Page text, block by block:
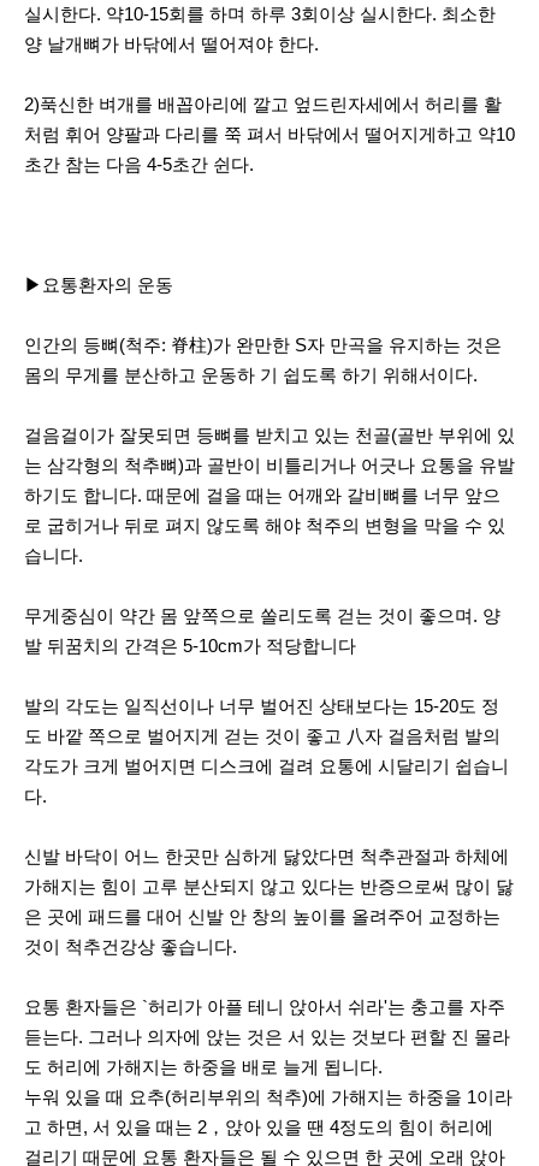
실시한다. 약10-15회를 하며 하루 3회이상 실시한다. 최소한
양 날개뼈가 바닦에서 떨어져야 한다.
2)푹신한 벼개를 배꼽아리에 깔고 엎드린자세에서 허리를 활
처럼 휘어 양팔과 다리를 쭉 펴서 바닦에서 떨어지게하고 약10
초간 참는 다음 4-5초간 쉰다.
▶요통환자의 운동
인간의 등뼈(척주: 脊柱)가 완만한 S자 만곡을 유지하는 것은
몸의 무게를 분산하고 운동하 기 쉽도록 하기 위해서이다.
걸음걸이가 잘못되면 등뼈를 받치고 있는 천골(골반 부위에 있
는 삼각형의 척추뼈)과 골반이 비틀리거나 어긋나 요통을 유발
하기도 합니다. 때문에 걸을 때는 어깨와 갈비뼈를 너무 앞으
로 굽히거나 뒤로 펴지 않도록 해야 척주의 변형을 막을 수 있
습니다.
무게중심이 약간 몸 앞쪽으로 쏠리도록 걷는 것이 좋으며. 양
발 뒤꿈치의 간격은 5-10cm가 적당합니다
발의 각도는 일직선이나 너무 벌어진 상태보다는 15-20도 정
도 바깥 쪽으로 벌어지게 걷는 것이 좋고 八자 걸음처럼 발의
각도가 크게 벌어지면 디스크에 걸려 요통에 시달리기 쉽습니
다.
신발 바닥이 어느 한곳만 심하게 닳았다면 척추관절과 하체에
가해지는 힘이 고루 분산되지 않고 있다는 반증으로써 많이 닳
은 곳에 패드를 대어 신발 안 창의 높이를 올려주어 교정하는
것이 척추건강상 좋습니다.
요통 환자들은 `허리가 아플 테니 앉아서 쉬라'는 충고를 자주
듣는다. 그러나 의자에 앉는 것은 서 있는 것보다 편할 진 몰라
도 허리에 가해지는 하중을 배로 늘게 됩니다.
누워 있을 때 요추(허리부위의 척추)에 가해지는 하중을 1이라
고 하면, 서 있을 때는 2，앉아 있을 땐 4정도의 힘이 허리에
걸리기 때문에 요통 환자들은 될 수 있으면 한 곳에 오래 앉아